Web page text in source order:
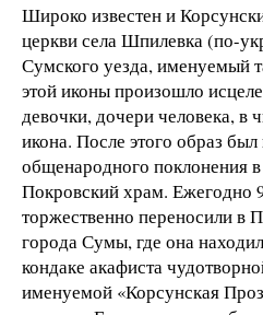
Широко известен и
церкви села Шпилевка (по-
Сумского уезда, именуемый
этой иконы произошло
девочки, дочери человека, в
икона. После этого образ
общенародного поклонения
Покровский храм. Ежегодно
торжественно переносили в
города Сумы, где она
кондаке акафиста
именуемой «Корсунская